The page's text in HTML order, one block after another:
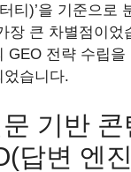
티)’을 기준으로
장 큰 차별점이었
GEO 전략 수립
습니다.
기반 콘
답변 엔